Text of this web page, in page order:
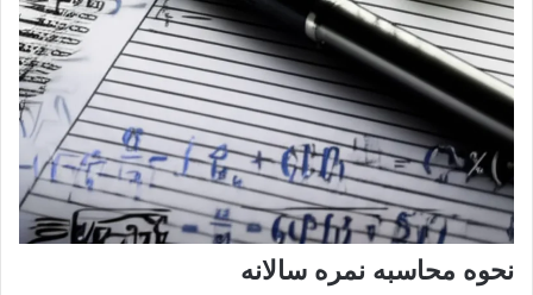
نحوه محاسبه نمره سالانه